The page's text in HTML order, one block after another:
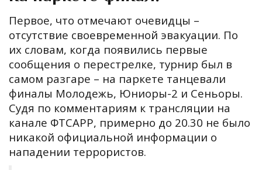
Первое, что отмечают очевидцы –
отсутствие своевременной эвакуации. По
их словам, когда появились первые
сообщения о перестрелке, турнир был в
самом разгаре – на паркете танцевали
финалы Молодежь, Юниоры-2 и Сеньоры.
Судя по комментариям к трансляции на
канале ФТСАРР, примерно до 20.30 не было
никакой официальной информации о
нападении террористов.